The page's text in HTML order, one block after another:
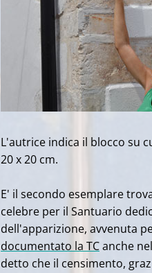
L'autrice indica il blocco su
20 x 20 cm.
E' il secondo esemplare
celebre per il Santuario
dell'apparizione, avvenuta
documentato la TCanche
detto che il censimento,